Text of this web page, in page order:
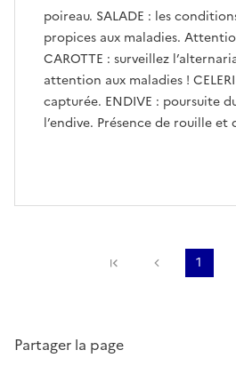
poireau. SALADE : les
propices aux maladies.
CAROTTE : surveillez
attention aux maladies !
capturée. ENDIVE : poursuite
l’endive. Présence de rouille et
Première page
Page
1
Partager la page